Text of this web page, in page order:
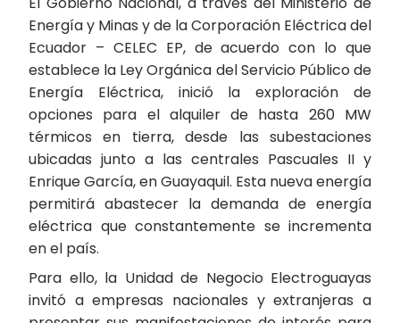
Energía y Minas y de la Corporación Eléctrica del
Ecuador – CELEC EP, de acuerdo con lo que
establece la Ley Orgánica del Servicio Público de
Energía Eléctrica, inició la exploración de
opciones para el alquiler de hasta 260 MW
térmicos en tierra, desde las subestaciones
ubicadas junto a las centrales Pascuales II y
Enrique García, en Guayaquil. Esta nueva energía
permitirá abastecer la demanda de energía
eléctrica que constantemente se incrementa
en el país.
Para ello, la Unidad de Negocio Electroguayas
invitó a empresas nacionales y extranjeras a